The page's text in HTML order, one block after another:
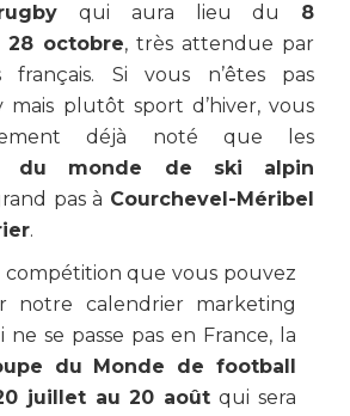
qui aura lieu du 8
28 octobre, très attendue par
français. Si vous n’êtes pas
plutôt sport d’hiver, vous
déjà noté que les
du monde de ski alpin
pas à Courchevel-Méribel
.
que vous pouvez
notre calendrier marketing
ne se passe pas en France, la
du Monde de football
juillet au 20 août qui sera